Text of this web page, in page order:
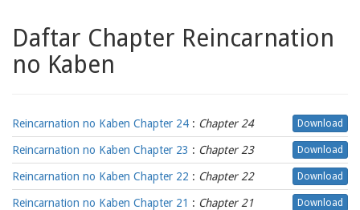
Daftar Chapter Reincarnation
no Kaben
Reincarnation no Kaben Chapter 24 : Chapter 24 Download
Reincarnation no Kaben Chapter 23 : Chapter 23 Download
Reincarnation no Kaben Chapter 22 : Chapter 22 Download
Reincarnation no Kaben Chapter 21 : Chapter 21 Download